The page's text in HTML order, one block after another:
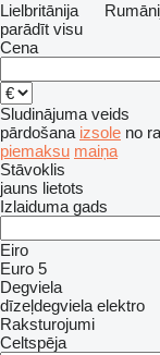
Lielbritānija
parādīt visu
Cena
Sludinājuma veids
pārdošana izsole no
piemaksu maiņa
Stāvoklis
jauns lietots
Izlaiduma gads
Eiro
Euro 5
Degviela
dīzeļdegviela elektro
Raksturojumi
Celtspēja